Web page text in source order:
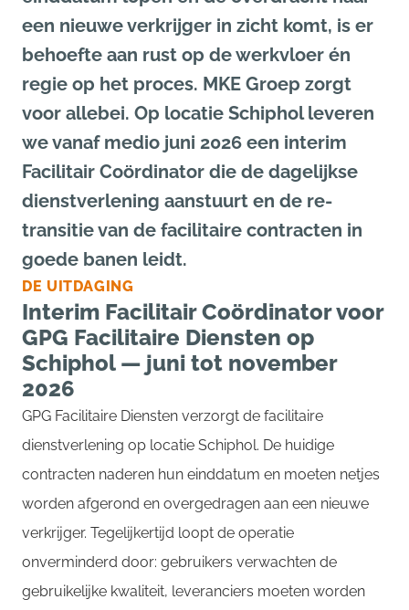
een nieuwe verkrijger in zicht komt, is er
behoefte aan rust op de werkvloer én
regie op het proces. MKE Groep zorgt
voor allebei. Op locatie Schiphol leveren
we vanaf medio juni 2026 een interim
Facilitair Coördinator die de dagelijkse
dienstverlening aanstuurt en de re-
transitie van de facilitaire contracten in
goede banen leidt.
DE UITDAGING
Interim Facilitair Coördinator voor
GPG Facilitaire Diensten op
Schiphol — juni tot november
2026
GPG Facilitaire Diensten verzorgt de facilitaire
dienstverlening op locatie Schiphol. De huidige
contracten naderen hun einddatum en moeten netjes
worden afgerond en overgedragen aan een nieuwe
verkrijger. Tegelijkertijd loopt de operatie
onverminderd door: gebruikers verwachten de
gebruikelijke kwaliteit, leveranciers moeten worden